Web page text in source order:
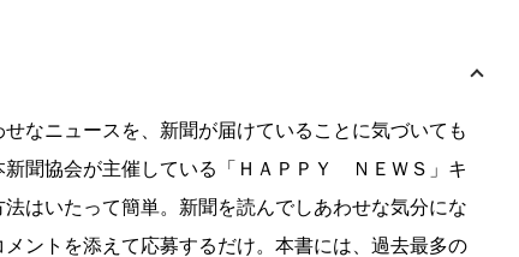
なニュースを、新聞が届けていることに気づいても
新聞協会が主催している「ＨＡＰＰＹ ＮＥＷＳ」キ
はいたって簡単。新聞を読んでしあわせな気分にな
ントを添えて応募するだけ。本書には、過去最多の